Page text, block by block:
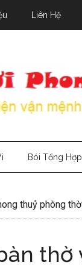
Liên Hệ
Bói Tổng Hợp
thuỷ phòng thờ
thờ